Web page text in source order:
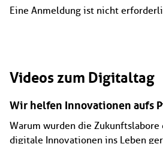
Eine Anmeldung ist nicht
Videos zum Digitaltag
Wir helfen Innovationen aufs
Warum wurden die Zukunftslabore
digitale Innovationen ins Leben